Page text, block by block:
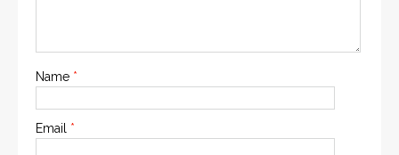
Name *
Email *